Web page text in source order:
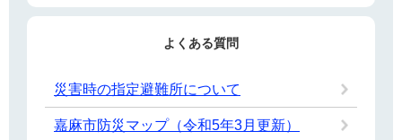
よくある質問
災害時の指定避難所について
嘉麻市防災マップ（令和5年3月更新）